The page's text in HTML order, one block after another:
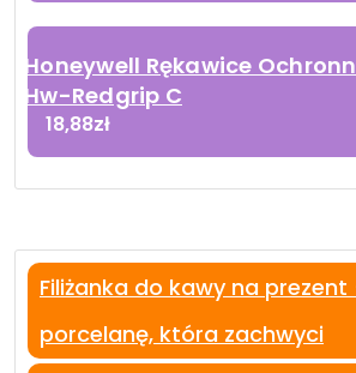
Honeywell Rękawice
Hw-Redgrip C
18,88zł
Filiżanka do kawy na
porcelanę, która zachwyci